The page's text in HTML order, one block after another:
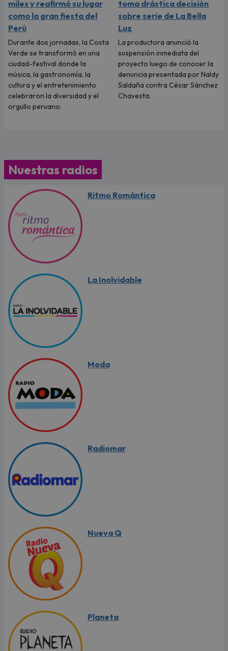
miles y reafirmó su lugar
como la gran fiesta del
Perú
Durante dos jornadas, la Costa
Verde se transformó en una
ciudad-festival donde la
música, la gastronomía, la
cultura y el entretenimiento
celebraron la diversidad y el
orgullo peruano.
toma drástica decisión
sobre serie de La Bella
Luz
La productora anunció la
suspensión inmediata del
proyecto luego de conocer la
denuncia presentada por Naldy
Saldaña contra César Sánchez
Chavesta.
Nuestras radios
Ritmo Romántica
La Inolvidable
Moda
Radiomar
Nueva Q
Planeta